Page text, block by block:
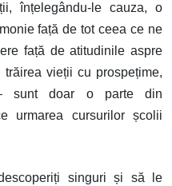
înțelegându-le cauza, o
față de tot ceea ce ne
față de atitudinile aspre
vieții cu prospețime,
sunt doar o parte din
urmarea cursurilor școlii
singuri și să le